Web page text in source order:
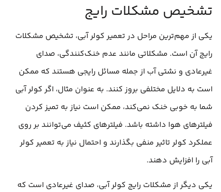
تشخیص مشکلات رایج
یکی از مهم‌ترین مراحل در تعمیر کولر آبی، تشخیص مشکلات
رایج آن است. مشکلاتی مانند عدم خنک‌کنندگی، صدای
غیرعادی و نشتی آب از جمله مسائل رایجی هستند که ممکن
است به دلایل مختلفی بروز کنند. به عنوان مثال، اگر کولر آبی
شما به خوبی خنک نمی‌کند، ممکن است نیاز به تمیز کردن
فیلترهای هوا داشته باشد. فیلترهای کثیف می‌توانند بر روی
عملکرد کولر تاثیر منفی بگذارند و احتمال نیاز به تعمیر کولر
آبی را افزایش دهند.
یکی دیگر از مشکلات رایج کولر آبی، صدای غیرعادی است که